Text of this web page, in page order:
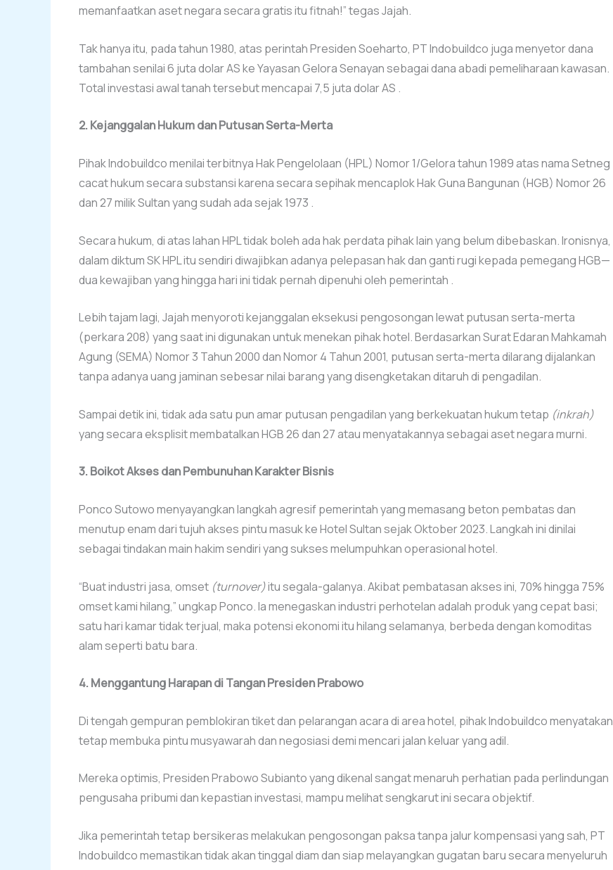
memanfaatkan aset negara secara gratis itu fitnah!” tegas Jajah.
Tak hanya itu, pada tahun 1980, atas perintah Presiden Soeharto, PT Indobuildco juga menyetor dana
tambahan senilai 6 juta dolar AS ke Yayasan Gelora Senayan sebagai dana abadi pemeliharaan kawasan.
Total investasi awal tanah tersebut mencapai 7,5 juta dolar AS .
2. Kejanggalan Hukum dan Putusan Serta-Merta
Pihak Indobuildco menilai terbitnya Hak Pengelolaan (HPL) Nomor 1/Gelora tahun 1989 atas nama Setneg
cacat hukum secara substansi karena secara sepihak mencaplok Hak Guna Bangunan (HGB) Nomor 26
dan 27 milik Sultan yang sudah ada sejak 1973 .
Secara hukum, di atas lahan HPL tidak boleh ada hak perdata pihak lain yang belum dibebaskan. Ironisnya,
dalam diktum SK HPL itu sendiri diwajibkan adanya pelepasan hak dan ganti rugi kepada pemegang HGB—
dua kewajiban yang hingga hari ini tidak pernah dipenuhi oleh pemerintah .
Lebih tajam lagi, Jajah menyoroti kejanggalan eksekusi pengosongan lewat putusan serta-merta
(perkara 208) yang saat ini digunakan untuk menekan pihak hotel. Berdasarkan Surat Edaran Mahkamah
Agung (SEMA) Nomor 3 Tahun 2000 dan Nomor 4 Tahun 2001, putusan serta-merta dilarang dijalankan
tanpa adanya uang jaminan sebesar nilai barang yang disengketakan ditaruh di pengadilan.
Sampai detik ini, tidak ada satu pun amar putusan pengadilan yang berkekuatan hukum tetap (inkrah)
yang secara eksplisit membatalkan HGB 26 dan 27 atau menyatakannya sebagai aset negara murni.
3. Boikot Akses dan Pembunuhan Karakter Bisnis
Ponco Sutowo menyayangkan langkah agresif pemerintah yang memasang beton pembatas dan
menutup enam dari tujuh akses pintu masuk ke Hotel Sultan sejak Oktober 2023. Langkah ini dinilai
sebagai tindakan main hakim sendiri yang sukses melumpuhkan operasional hotel.
“Buat industri jasa, omset (turnover)itu segala-galanya. Akibat pembatasan akses ini, 70% hingga 75%
omset kami hilang,” ungkap Ponco. Ia menegaskan industri perhotelan adalah produk yang cepat basi;
satu hari kamar tidak terjual, maka potensi ekonomi itu hilang selamanya, berbeda dengan komoditas
alam seperti batu bara.
4. Menggantung Harapan di Tangan Presiden Prabowo
Di tengah gempuran pemblokiran tiket dan pelarangan acara di area hotel, pihak Indobuildco menyatakan
tetap membuka pintu musyawarah dan negosiasi demi mencari jalan keluar yang adil.
Mereka optimis, Presiden Prabowo Subianto yang dikenal sangat menaruh perhatian pada perlindungan
pengusaha pribumi dan kepastian investasi, mampu melihat sengkarut ini secara objektif.
Jika pemerintah tetap bersikeras melakukan pengosongan paksa tanpa jalur kompensasi yang sah, PT
Indobuildco memastikan tidak akan tinggal diam dan siap melayangkan gugatan baru secara menyeluruh